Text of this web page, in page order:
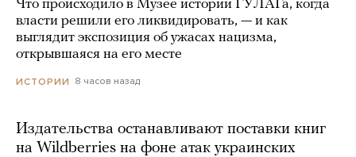
Что происходило в Музее истории ГУЛАГа, когда
власти решили его ликвидировать, — и как
выглядит экспозиция об ужасах нацизма,
открывшаяся на его месте
ИСТОРИИ 8 часов назад
Издательства останавливают поставки книг
на Wildberries на фоне атак украинских